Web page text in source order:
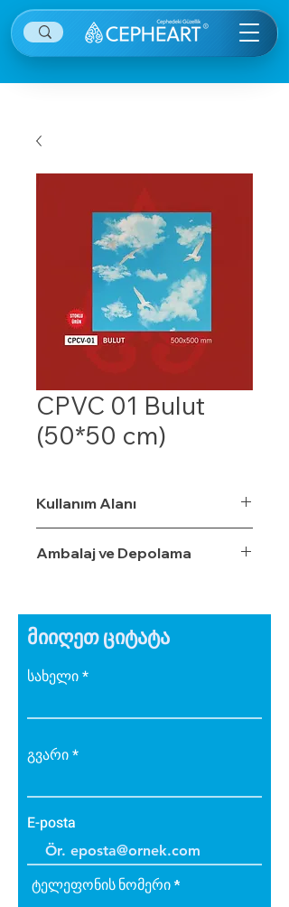
CPVC 01 Bulut
(50*50 cm)
Kullanım Alanı
Ambalaj ve Depolama
მიიღეთ ციტატა
სახელი
გვარი
E-posta
ტელეფონის ნომერი